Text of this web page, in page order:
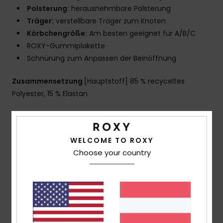
Polsterung: herausnehmbare Polsterung
Träger: verstellbare Träger zum Knoten
Körbchengröße: Am besten geeignet für A/B/C
ROXY-Gummiplakette
Schnürung zum Anpassen der Beinöffnung
Zusammensetzung [Hauptstoff] 85 % recyceltes
Polyester, 15 % Elastan
Versand & Rückversand
Durchschnittliche Bewertung
WELCOME TO ROXY
Choose your country